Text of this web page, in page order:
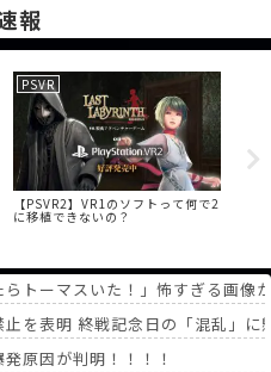
報
PSVR
【PSVR2】VR1のソフトって何で2
に移植できないの？
らトーマスいた！」怖すぎる画像
止を表明 終戦記念日の「混乱」に
原因が判明！！！！